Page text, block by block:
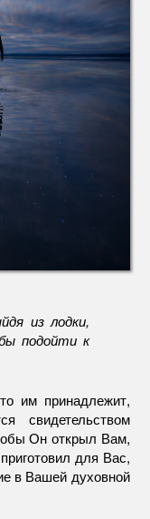
из лодки,
подойти к
им принадлежит,
свидетельством
Он открыл Вам,
для Вас,
в Вашей духовной